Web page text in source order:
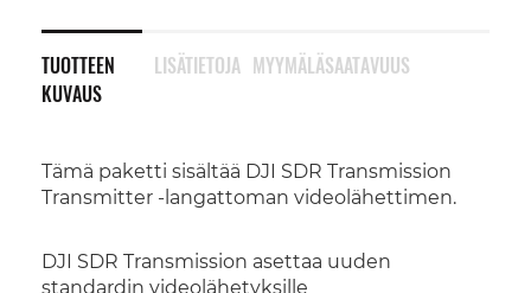
TUOTTEEN
KUVAUS
Tämä paketti sisältää DJI SDR Transmission
Transmitter -langattoman videolähettimen.
DJI SDR Transmission asettaa uuden
standardin videolähetyksille
LISÄTIETOJA MYYMÄLÄSAATAVUUS